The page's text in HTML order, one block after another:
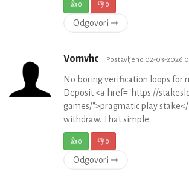
👍0 👎0
Odgovori ⇾
Vomvhc Postavljeno 02-03-2026
No boring verification loops for
Deposit <a href="https://
games/">pragmatic play stake</
withdraw. That simple.
👍0 👎0
Odgovori ⇾